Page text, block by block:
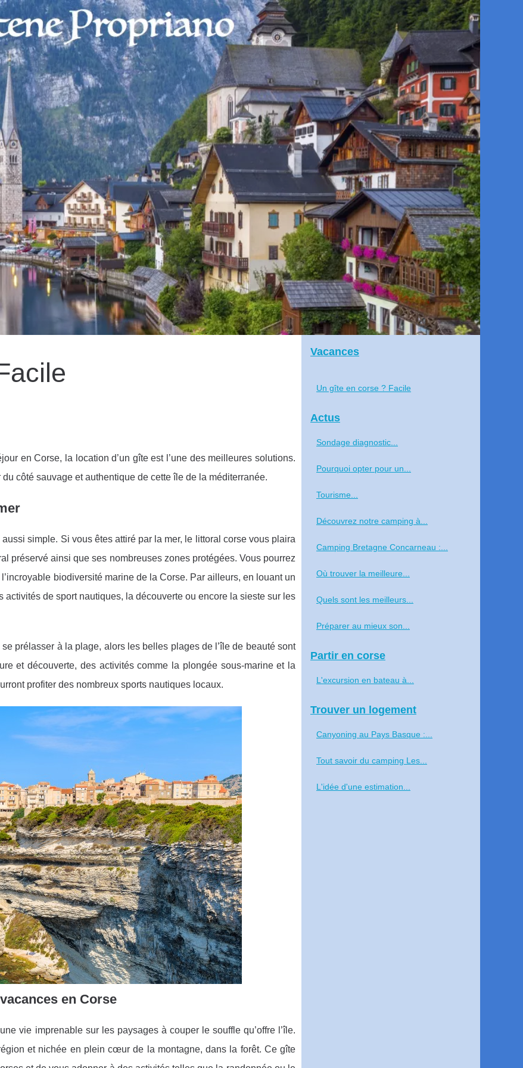
en Corse, la location d’un gîte est l’une des meilleures solutions.
côté sauvage et authentique de cette île de la méditerranée.
simple. Si vous êtes attiré par la mer, le littoral corse vous plaira
préservé ainsi que ses nombreuses zones protégées. Vous pourrez
biodiversité marine de la Corse. Par ailleurs, en louant un
de sport nautiques, la découverte ou encore la sieste sur les
prélasser à la plage, alors les belles plages de l’île de beauté sont
et découverte, des activités comme la plongée sous-marine et la
profiter des nombreux sports nautiques locaux.
en Corse
vie imprenable sur les paysages à couper le souffle qu’offre l’île.
et nichée en plein cœur de la montagne, dans la forêt. Ce gîte
Vacances
Un gîte en corse ? Facile
Actus
Sondage diagnostic...
Pourquoi opter pour un...
Tourisme...
Découvrez notre camping à...
Camping Bretagne Concarneau :...
Où trouver la meilleure...
Quels sont les meilleurs...
Préparer au mieux son...
Partir en corse
L'excursion en bateau à...
Trouver un logement
Canyoning au Pays Basque :...
Tout savoir du camping Les...
L'idée d'une estimation...